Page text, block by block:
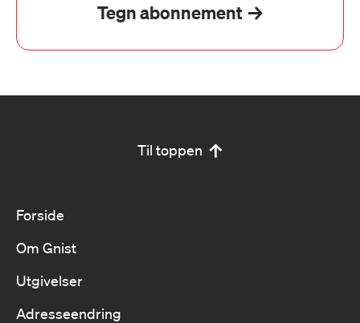
Tegn abonnement
Til toppen
Forside
Om Gnist
Utgivelser
Adresseendring